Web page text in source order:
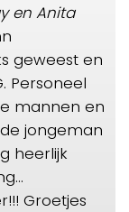
en Anita
geweest en
Personeel
mannen en
jongeman
heerlijk
Groetjes